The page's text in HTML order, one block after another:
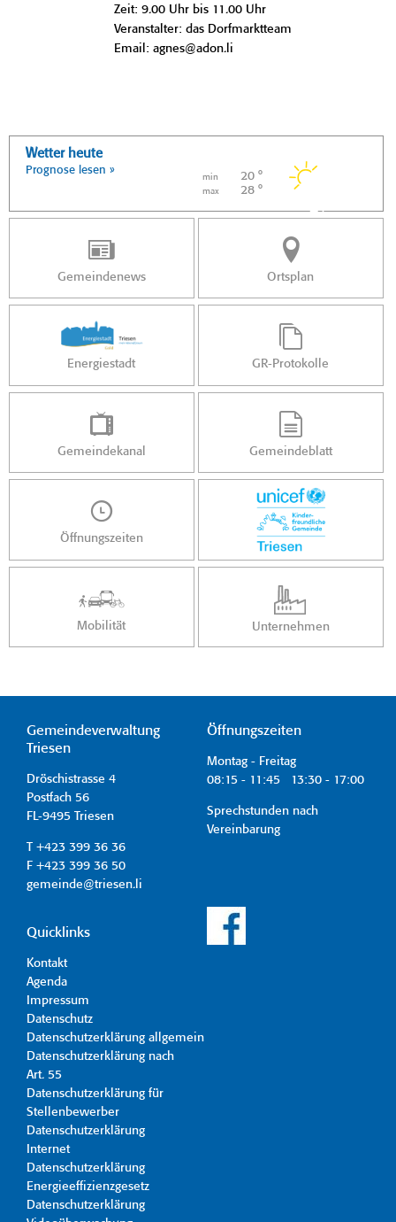
Zeit: 9.00 Uhr bis 11.00 Uhr
Veranstalter: das Dorfmarktteam
Email: agnes@adon.li
Wetter heute
Prognose lesen »
min 20 °
max 28 °
Gemeindenews Ortsplan
Energiestadt GR-Protokolle
Gemeindekanal Gemeindeblatt
Öffnungszeiten
Mobilität Unternehmen
Gemeindeverwaltung
Triesen
Dröschistrasse 4
Postfach 56
FL-9495 Triesen
T +423 399 36 36
F +423 399 36 50
gemeinde@triesen.li
Öffnungszeiten
Montag - Freitag
08:15 - 11:45 13:30 - 17:00
Sprechstunden nach
Vereinbarung
Quicklinks
Kontakt
Agenda
Impressum
Datenschutz
Datenschutzerklärung allgemein
Datenschutzerklärung nach
Art. 55
Datenschutzerklärung für
Stellenbewerber
Datenschutzerklärung
Internet
Datenschutzerklärung
Energieeffizienzgesetz
Datenschutzerklärung